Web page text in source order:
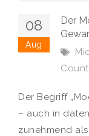
08
Aug
Der
Der Begriff
– auch in
zunehmend